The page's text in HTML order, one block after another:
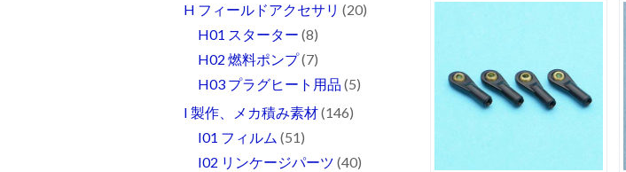
H フィールドアクセサリ (20)
H01 スターター (8)
H02 燃料ポンプ(7)
H03 プラグヒート用品 (5)
I 製作、メカ積み素材(146)
I01 フィルム (51)
I02 リンケージパーツ (40)